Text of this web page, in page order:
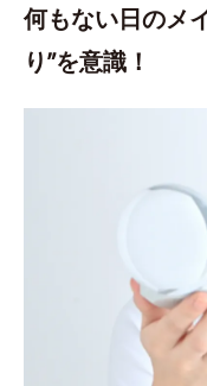
何もない日のメ
り”を意識！